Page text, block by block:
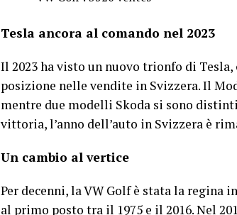
Tesla ancora al comando nel 2023
Il 2023 ha visto un nuovo trionfo di
posizione nelle vendite in Svizzera. Il
mentre due modelli Skoda si sono
vittoria, l’anno dell’auto in Svizzera è
Un cambio al vertice
Per decenni, la VW Golf è stata la
al primo posto tra il 1975 e il 2016. Nel